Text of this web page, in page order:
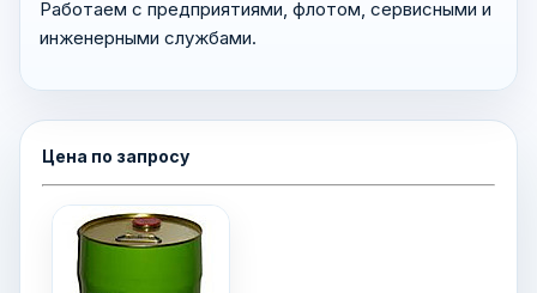
Работаем с предприятиями, флотом, сервисными и
инженерными службами.
Цена по запросу